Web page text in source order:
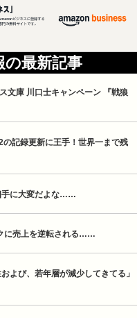
の最新記事
文庫 川口士キャンペーン 『戦狼
の記録更新に王手！世界一まで残
手に大変だよな……
に売上を逆転される……
よび、若年層が減少してきてる」